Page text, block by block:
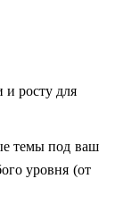
и росту для
темы под ваш
уровня (от